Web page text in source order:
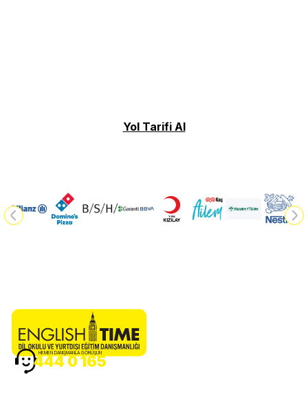
Yol Tarifi Al
HEMEN DANIŞMANLA GÖRÜŞÜN
444 0 165